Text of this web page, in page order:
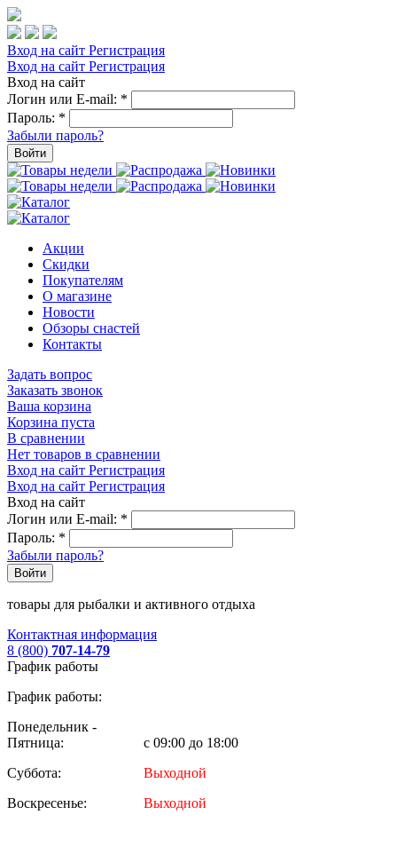
Вход на сайт Регистрация
Вход на сайт Регистрация
Вход на сайт
Логин или E-mail: *
Пароль: *
Забыли пароль?
Войти
Акции
Скидки
Покупателям
О магазине
Новости
Обзоры снастей
Контакты
Задать вопрос
Заказать звонок
Ваша корзина
Корзина пуста
В сравнении
Нет товаров в сравнении
Вход на сайт Регистрация
Вход на сайт Регистрация
Вход на сайт
Логин или E-mail: *
Пароль: *
Забыли пароль?
Войти
товары для рыбалки и активного отдыха
Контактная информация
8 (800) 707-14-79
График работы
График работы:
Понедельник -
Пятница:
с 09:00 до 18:00
Суббота:
Выходной
Воскресенье:
Выходной